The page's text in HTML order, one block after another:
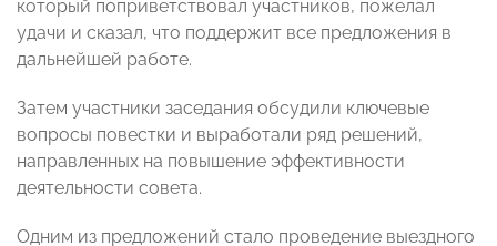
который поприветствовал участников, пожелал
удачи и сказал, что поддержит все предложения в
дальнейшей работе.
Затем участники заседания обсудили ключевые
вопросы повестки и выработали ряд решений,
направленных на повышение эффективности
деятельности совета.
Одним из предложений стало проведение выездного